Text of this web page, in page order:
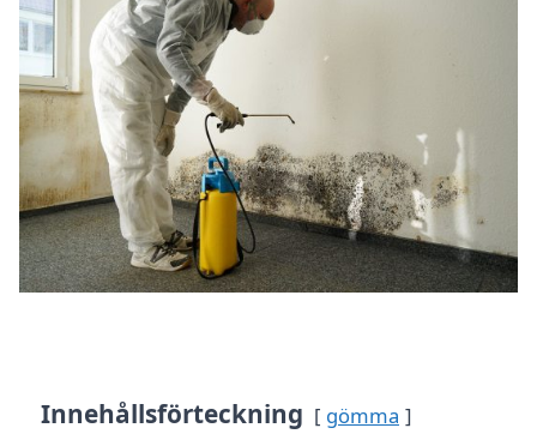
Innehållsförteckning gömma